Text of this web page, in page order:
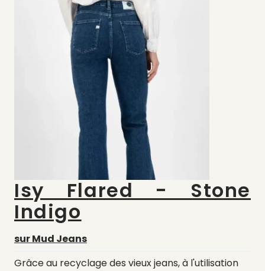
Isy Flared - Stone
Indigo
sur Mud Jeans
Grâce au recyclage des vieux jeans, à l'utilisation